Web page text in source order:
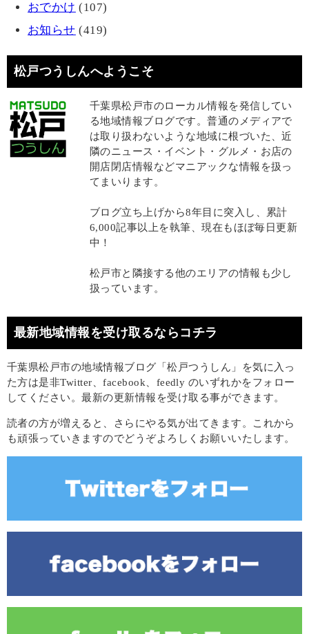
おでかけ (107)
お知らせ (419)
松戸つうしんへようこそ
千葉県松戸市のローカル情報を発信してい
る地域情報ブログです。普通のメディアで
は取り扱わないような地域に根づいた、近
隣のニュース・イベント・グルメ・お店の
開店閉店情報などマニアックな情報を扱っ
てまいります。
ブログ立ち上げから8年目に突入し、累計
6,000記事以上を執筆、現在もほぼ毎日更新
中！
松戸市と隣接する他のエリアの情報も少し
扱っています。
最新地域情報を受け取るならコチラ
千葉県松戸市の地域情報ブログ「松戸つうしん」を気に入っ
た方は是非Twitter、facebook、feedly のいずれかをフォロー
してください。最新の更新情報を受け取る事ができます。
読者の方が増えると、さらにやる気が出てきます。これから
も頑張っていきますのでどうぞよろしくお願いいたします。